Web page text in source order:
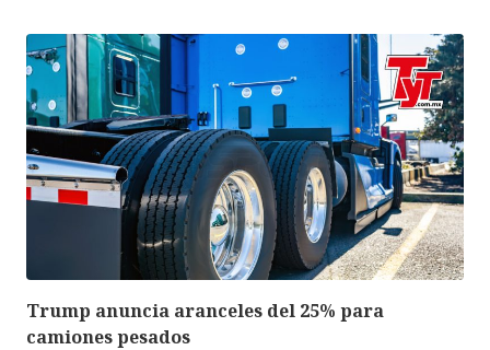
Trump anuncia aranceles del 25% para
camiones pesados